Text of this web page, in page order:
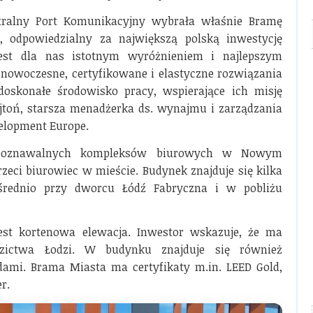
Port Komunikacyjny wybrała właśnie Bramę
za największą polską inwestycję
dla nas istotnym wyróżnieniem i najlepszym
certyfikowane i elastyczne rozwiązania
środowisko pracy, wspierające ich misję
starsza menadżerka ds. wynajmu i zarządzania
Europe.
kompleksów biurowych w Nowym
biurowiec w mieście. Budynek znajduje się kilka
przy dworcu Łódź Fabryczna i w pobliżu
kortenowa elewacja. Inwestor wskazuje, że ma
Łodzi. W budynku znajduje się również
Brama Miasta ma certyfikaty m.in. LEED Gold,